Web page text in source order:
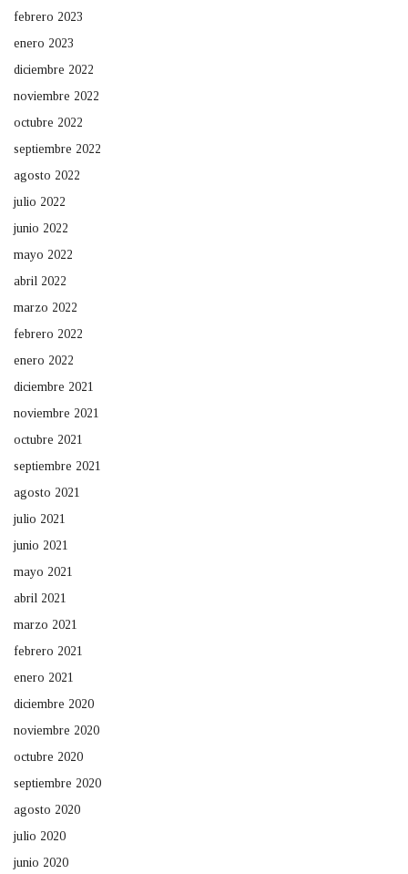
febrero 2023
enero 2023
diciembre 2022
noviembre 2022
octubre 2022
septiembre 2022
agosto 2022
julio 2022
junio 2022
mayo 2022
abril 2022
marzo 2022
febrero 2022
enero 2022
diciembre 2021
noviembre 2021
octubre 2021
septiembre 2021
agosto 2021
julio 2021
junio 2021
mayo 2021
abril 2021
marzo 2021
febrero 2021
enero 2021
diciembre 2020
noviembre 2020
octubre 2020
septiembre 2020
agosto 2020
julio 2020
junio 2020